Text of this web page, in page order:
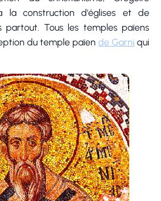
la construction d'églises et de
partout. Tous les temples païens
du temple païen de Garni qui